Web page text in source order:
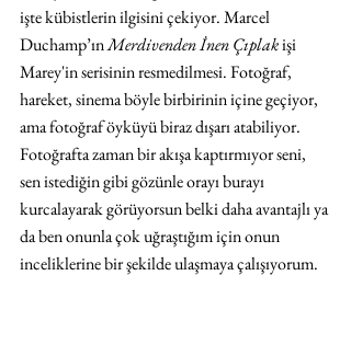
işte kübistlerin ilgisini çekiyor. Marcel
Duchamp’ın Merdivenden İnen Çıplak işi
Marey'in serisinin resmedilmesi. Fotoğraf,
hareket, sinema böyle birbirinin içine geçiyor,
ama fotoğraf öyküyü biraz dışarı atabiliyor.
Fotoğrafta zaman bir akışa kaptırmıyor seni,
sen istediğin gibi gözünle orayı burayı
kurcalayarak görüyorsun belki daha avantajlı ya
da ben onunla çok uğraştığım için onun
inceliklerine bir şekilde ulaşmaya çalışıyorum.